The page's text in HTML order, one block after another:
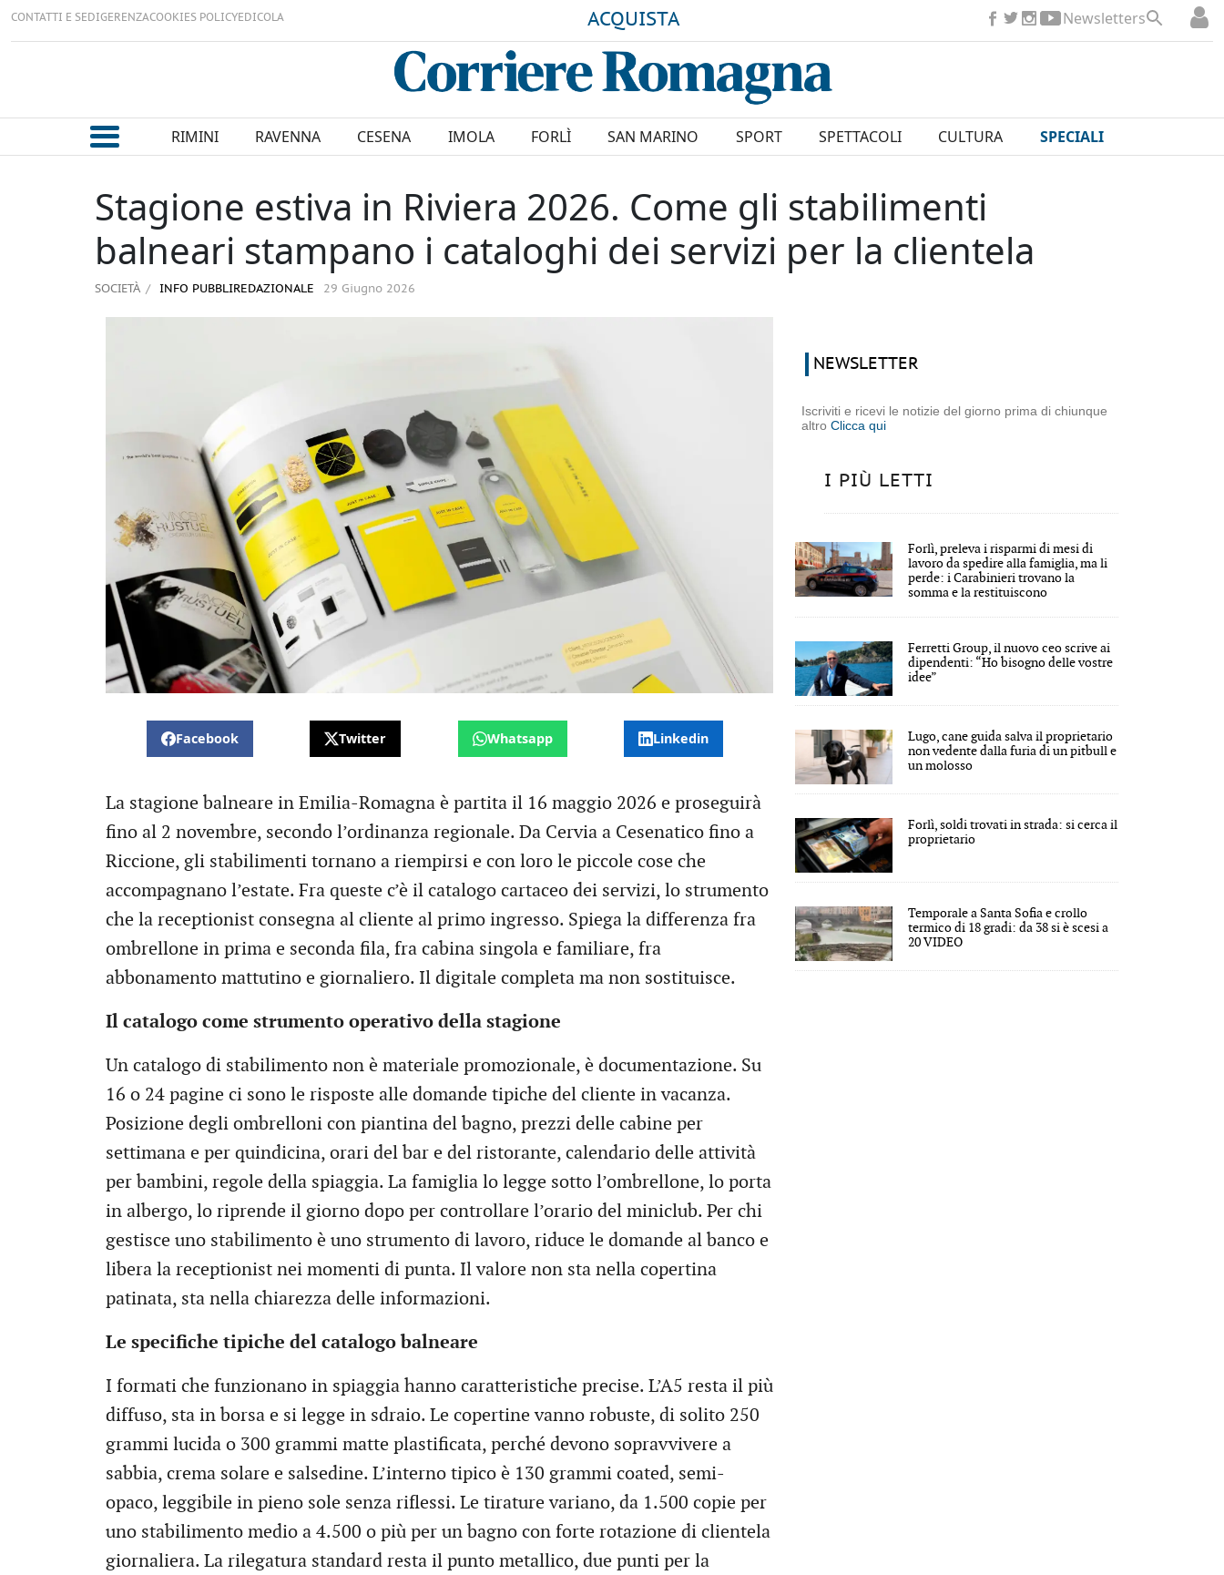
CONTATTI E SEDIGERENZACOOKIES POLICYEDICOLA ACQUISTA Newsletters
RIMINI RAVENNA CESENA IMOLA FORLÌ SAN MARINO SPORT SPETTACOLI CULTURA SPECIALI
Stagione estiva in Riviera 2026. Come gli stabilimenti
balneari stampano i cataloghi dei servizi per la clientela
SOCIETÀ INFO PUBBLIREDAZIONALE 29 Giugno 2026
Facebook Twitter Whatsapp Linkedin
La stagione balneare in Emilia-Romagna è partita il 16 maggio 2026 e proseguirà
fino al 2 novembre, secondo l’ordinanza regionale. Da Cervia a Cesenatico fino a
Riccione, gli stabilimenti tornano a riempirsi e con loro le piccole cose che
accompagnano l’estate. Fra queste c’è il catalogo cartaceo dei servizi, lo strumento
che la receptionist consegna al cliente al primo ingresso. Spiega la differenza fra
ombrellone in prima e seconda fila, fra cabina singola e familiare, fra
abbonamento mattutino e giornaliero. Il digitale completa ma non sostituisce.
Il catalogo come strumento operativo della stagione
Un catalogo di stabilimento non è materiale promozionale, è documentazione. Su
16 o 24 pagine ci sono le risposte alle domande tipiche del cliente in vacanza.
Posizione degli ombrelloni con piantina del bagno, prezzi delle cabine per
settimana e per quindicina, orari del bar e del ristorante, calendario delle attività
per bambini, regole della spiaggia. La famiglia lo legge sotto l’ombrellone, lo porta
in albergo, lo riprende il giorno dopo per controllare l’orario del miniclub. Per chi
gestisce uno stabilimento è uno strumento di lavoro, riduce le domande al banco e
libera la receptionist nei momenti di punta. Il valore non sta nella copertina
patinata, sta nella chiarezza delle informazioni.
Le specifiche tipiche del catalogo balneare
I formati che funzionano in spiaggia hanno caratteristiche precise. L’A5 resta il più
diffuso, sta in borsa e si legge in sdraio. Le copertine vanno robuste, di solito 250
grammi lucida o 300 grammi matte plastificata, perché devono sopravvivere a
sabbia, crema solare e salsedine. L’interno tipico è 130 grammi coated, semi-
opaco, leggibile in pieno sole senza riflessi. Le tirature variano, da 1.500 copie per
uno stabilimento medio a 4.500 o più per un bagno con forte rotazione di clientela
giornaliera. La rilegatura standard resta il punto metallico, due punti per la
NEWSLETTER
Iscriviti e ricevi le notizie del giorno prima di chiunque
altroClicca qui
I PIÙ LETTI
Forlì, preleva i risparmi di mesi di
lavoro da spedire alla famiglia, ma li
perde: i Carabinieri trovano la
somma e la restituiscono
Ferretti Group, il nuovo ceo scrive ai
dipendenti: “Ho bisogno delle vostre
idee”
Lugo, cane guida salva il proprietario
non vedente dalla furia di un pitbull e
un molosso
Forlì, soldi trovati in strada: si cerca il
proprietario
Temporale a Santa Sofia e crollo
termico di 18 gradi: da 38 si è scesi a
20 VIDEO